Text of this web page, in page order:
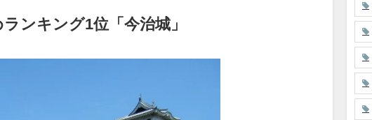
ンキング1位「今治城」